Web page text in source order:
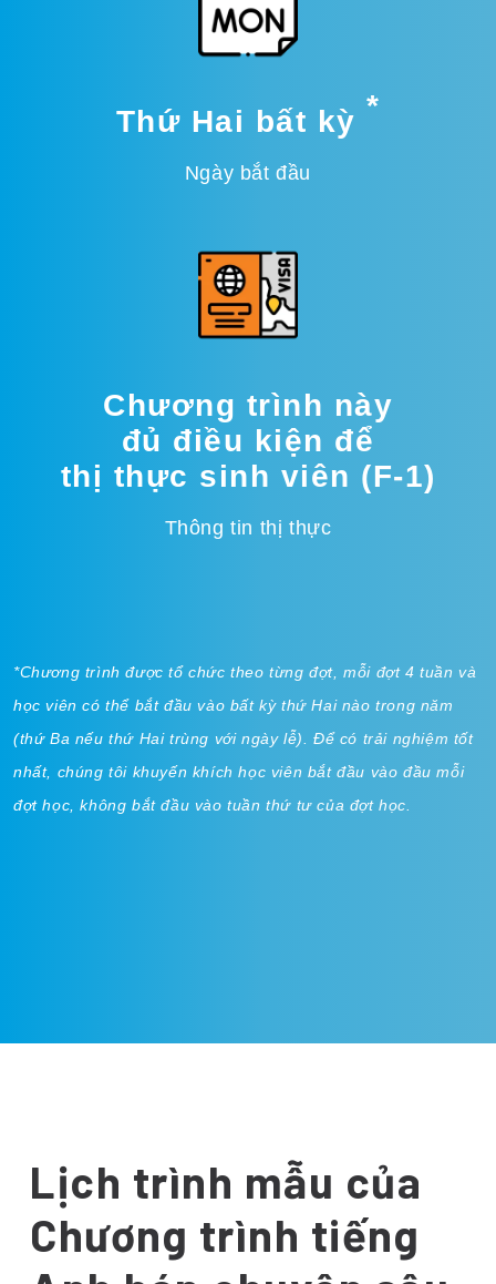
Thứ Hai bất kỳ *
Ngày bắt đầu
Chương trình này
đủ điều kiện để
thị thực sinh viên (F-1)
Thông tin thị thực
*Chương trình được tổ chức theo từng đợt, mỗi đợt 4 tuần và
học viên có thể bắt đầu vào bất kỳ thứ Hai nào trong năm
(thứ Ba nếu thứ Hai trùng với ngày lễ). Để có trải nghiệm tốt
nhất, chúng tôi khuyến khích học viên bắt đầu vào đầu mỗi
đợt học, không bắt đầu vào tuần thứ tư của đợt học.
Lịch trình mẫu của
Chương trình tiếng